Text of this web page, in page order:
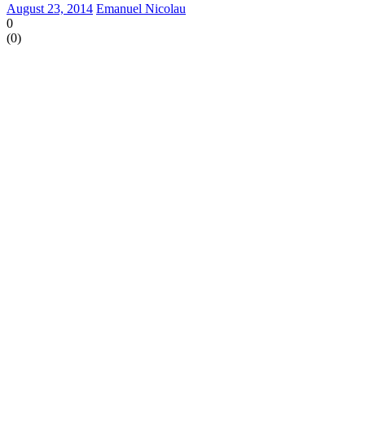
August 23, 2014 Emanuel Nicolau
0
(0)